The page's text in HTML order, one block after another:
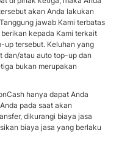
akan Anda lakukan
jawab Kami terbatas
kepada Kami terkait
tersebut. Keluhan yang
dan/atau auto top-up dan
bukan merupakan
hanya dapat Anda
pada saat akan
dikurangi biaya jasa
biaya jasa yang berlaku